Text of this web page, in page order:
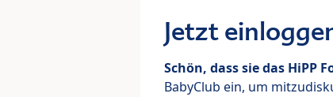
Jetzt
Schön, dass sie das HiPP
BabyClub ein, um